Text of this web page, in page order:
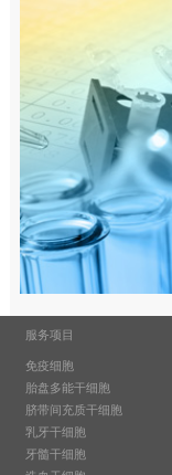
服务项目
免疫细胞
胎盘多能干细胞
脐带间充质干细胞
乳牙干细胞
牙髓干细胞